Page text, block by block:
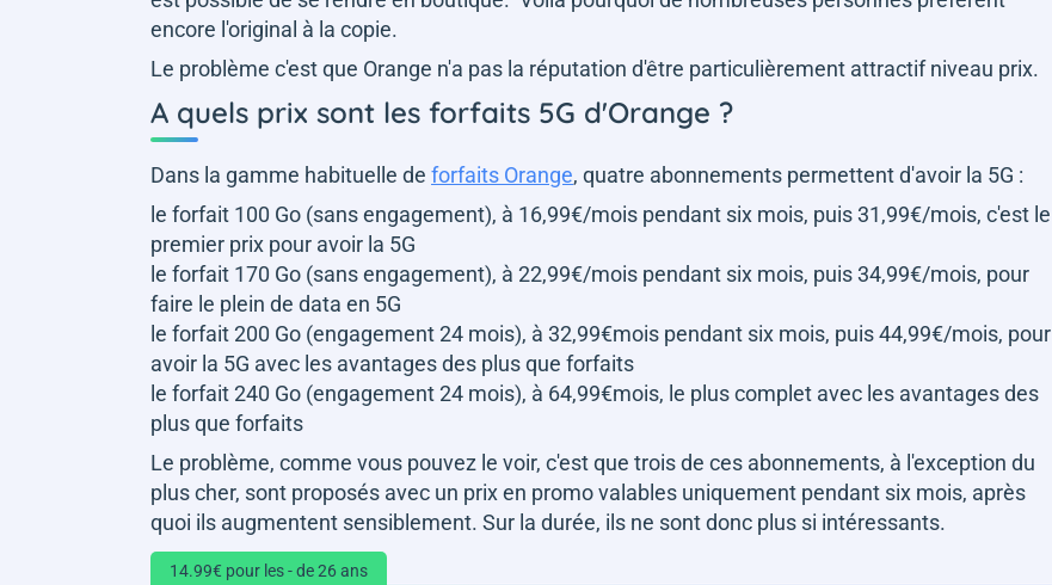
encore l'original à la copie.
Le problème c'est que Orange n'a pas la réputation d'être particulièrement attractif niveau prix.
A quels prix sont les forfaits 5G d'Orange ?
Dans la gamme habituelle de forfaits Orange, quatre abonnements permettent d'avoir la 5G :
le forfait 100 Go (sans engagement), à 16,99€/mois pendant six mois, puis 31,99€/mois, c'est le
premier prix pour avoir la 5G
le forfait 170 Go (sans engagement), à 22,99€/mois pendant six mois, puis 34,99€/mois, pour
faire le plein de data en 5G
le forfait 200 Go (engagement 24 mois), à 32,99€mois pendant six mois, puis 44,99€/mois, pour
avoir la 5G avec les avantages des plus que forfaits
le forfait 240 Go (engagement 24 mois), à 64,99€mois, le plus complet avec les avantages des
plus que forfaits
Le problème, comme vous pouvez le voir, c'est que trois de ces abonnements, à l'exception du
plus cher, sont proposés avec un prix en promo valables uniquement pendant six mois, après
quoi ils augmentent sensiblement. Sur la durée, ils ne sont donc plus si intéressants.
14.99€ pour les - de 26 ans